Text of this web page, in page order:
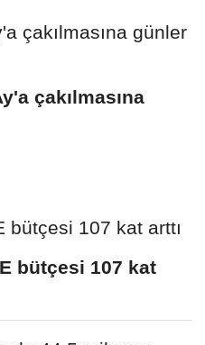
çakılmasına
bütçesi 107 kat